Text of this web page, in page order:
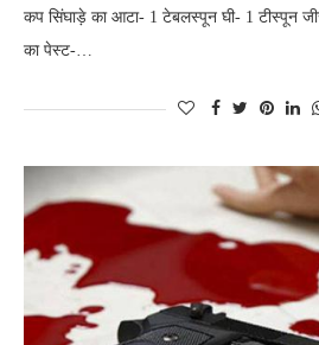
कप सिंघाड़े का आटा- 1 टेबलस्पून घी- 1 टीस्पून
का पेस्ट-…